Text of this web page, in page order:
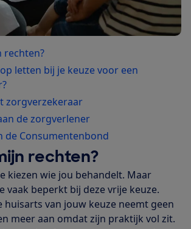
rechten?
letten bij je keuze voor een
zorgverzekeraar
de zorgverlener
de Consumentenbond
rechten?
kiezen wie jou behandelt. Maar
vaak beperkt bij deze vrije keuze.
huisarts van jouw keuze neemt geen
meer aan omdat zijn praktijk vol zit.